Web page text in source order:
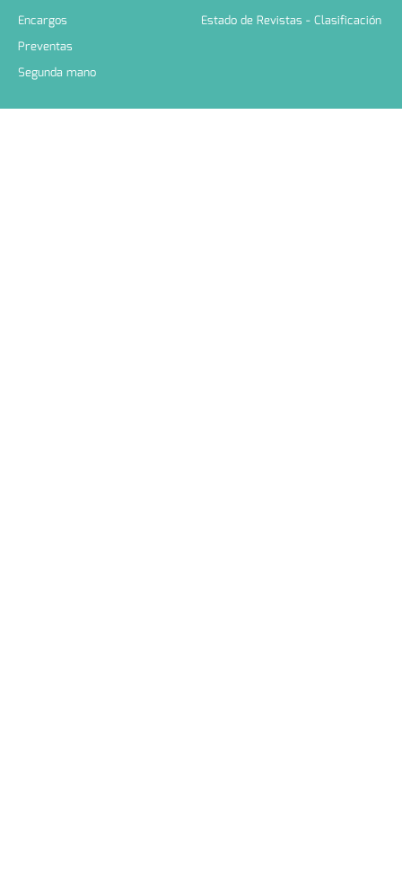
Encargos
Preventas
Segunda mano
Estado de Revistas - Clasificación